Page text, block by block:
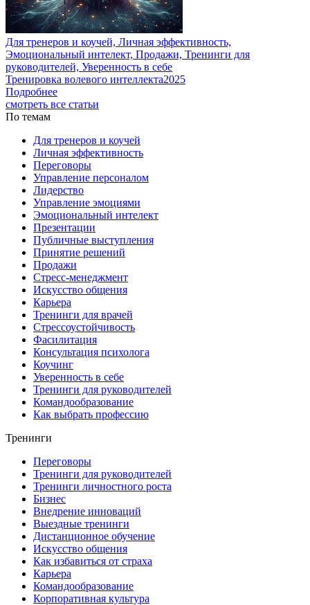
Для тренеров и коучей, Личная эффективность,
Эмоциональный интелект, Продажи, Тренинги для
руководителей, Уверенность в себе
Тренировка волевого интеллекта2025
Подробнее
смотреть все статьи
По темам
Для тренеров и коучей
Личная эффективность
Переговоры
Управление персоналом
Лидерство
Управление эмоциями
Эмоциональный интелект
Презентации
Публичные выступления
Принятие решений
Продажи
Стресс-менеджмент
Искусство общения
Карьера
Тренинги для врачей
Стрессоустойчивость
Фасилитация
Консультация психолога
Коучинг
Уверенность в себе
Тренинги для руководителей
Командообразование
Как выбрать профессию
Тренинги
Переговоры
Тренинги для руководителей
Тренинги личностного роста
Бизнес
Внедрение инноваций
Выездные тренинги
Дистанционное обучение
Искусство общения
Как избавиться от страха
Карьера
Командообразование
Корпоративная культура